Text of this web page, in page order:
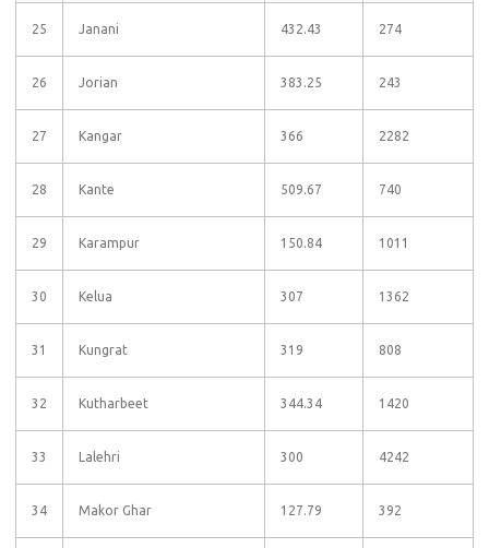
25 Janani 432.43 274
26 Jorian 383.25 243
27 Kangar 366 2282
28 Kante 509.67 740
29 Karampur 150.84 1011
30 Kelua 307 1362
31 Kungrat 319 808
32 Kutharbeet 344.34 1420
33 Lalehri 300 4242
34 Makor Ghar 127.79 392